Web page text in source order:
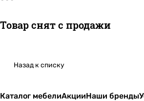
Товар снят с продажи
Назад к списку
Каталог мебелиАкцииНаши бренды